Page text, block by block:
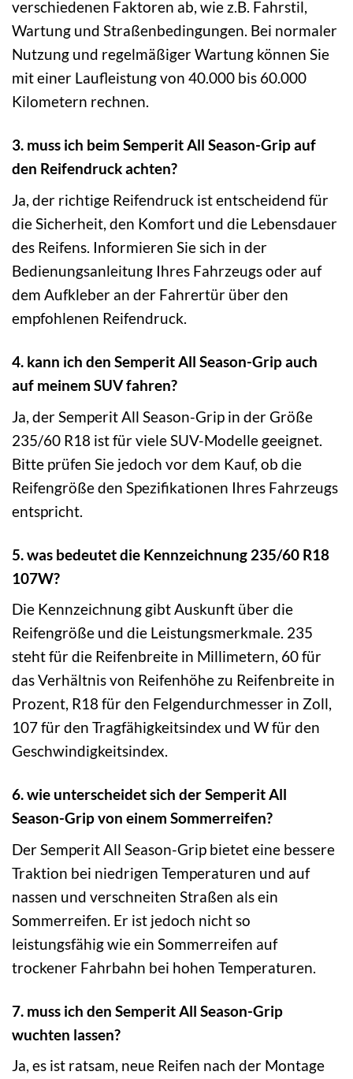
verschiedenen Faktoren ab, wie z.B. Fahrstil,
Wartung und Straßenbedingungen. Bei normaler
Nutzung und regelmäßiger Wartung können Sie
mit einer Laufleistung von 40.000 bis 60.000
Kilometern rechnen.
3. muss ich beim Semperit All Season-Grip auf
den Reifendruck achten?
Ja, der richtige Reifendruck ist entscheidend für
die Sicherheit, den Komfort und die Lebensdauer
des Reifens. Informieren Sie sich in der
Bedienungsanleitung Ihres Fahrzeugs oder auf
dem Aufkleber an der Fahrertür über den
empfohlenen Reifendruck.
4. kann ich den Semperit All Season-Grip auch
auf meinem SUV fahren?
Ja, der Semperit All Season-Grip in der Größe
235/60 R18 ist für viele SUV-Modelle geeignet.
Bitte prüfen Sie jedoch vor dem Kauf, ob die
Reifengröße den Spezifikationen Ihres Fahrzeugs
entspricht.
5. was bedeutet die Kennzeichnung 235/60 R18
107W?
Die Kennzeichnung gibt Auskunft über die
Reifengröße und die Leistungsmerkmale. 235
steht für die Reifenbreite in Millimetern, 60 für
das Verhältnis von Reifenhöhe zu Reifenbreite in
Prozent, R18 für den Felgendurchmesser in Zoll,
107 für den Tragfähigkeitsindex und W für den
Geschwindigkeitsindex.
6. wie unterscheidet sich der Semperit All
Season-Grip von einem Sommerreifen?
Der Semperit All Season-Grip bietet eine bessere
Traktion bei niedrigen Temperaturen und auf
nassen und verschneiten Straßen als ein
Sommerreifen. Er ist jedoch nicht so
leistungsfähig wie ein Sommerreifen auf
trockener Fahrbahn bei hohen Temperaturen.
7. muss ich den Semperit All Season-Grip
wuchten lassen?
Ja, es ist ratsam, neue Reifen nach der Montage